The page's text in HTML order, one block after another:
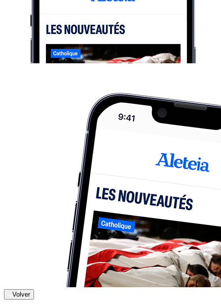
Volver